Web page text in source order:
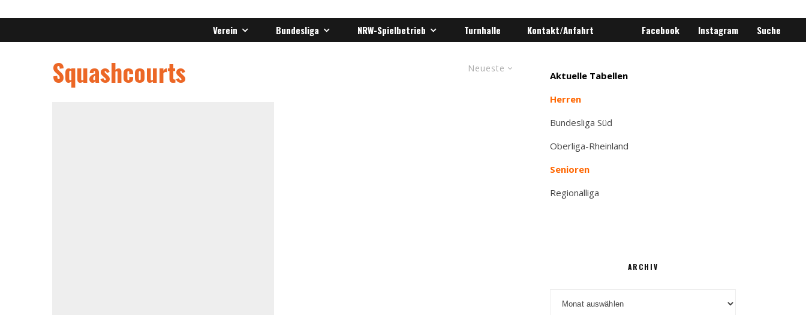
Verein Bundesliga NRW-Spielbetrieb Turnhalle Kontakt/Anfahrt Facebook Instagram Suche
Neueste
Squashcourts
Aktuelle Tabellen
Herren
Bundesliga Süd
Oberliga-Rheinland
Senioren
Regionalliga
ARCHIV